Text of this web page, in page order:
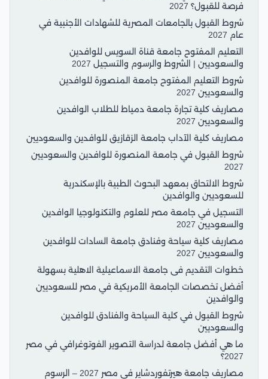
فرصة للقبول؟ 2027
شروط القبول بالجامعات المصرية للشهادات الأجنبية في
عام 2027
التعليم المفتوح جامعة قناة السويس للوافدين
والسعوديين | الشروط والرسوم والتسجيل 2027
شروط التعليم المفتوح جامعة المنصورة للوافدين
والسعوديين 2027
مصاريف كلية تجارة جامعة دمياط للطلاب الوافدين
والسعوديين 2027
مصاريف كلية الآداب جامعة الزقازيق للوافدين والسعوديين
شروط القبول في جامعة المنصورة للوافدين والسعوديين
2027
شروط الالتحاق بمعهد البحوث الطبية بالإسكندرية
للسعوديين والوافدين
التسجيل في جامعة مصر للعلوم والتكنولوجيا الوافدين
والسعوديين 2027
مصاريف كلية سياحة وفنادق جامعة السادات للوافدين
والسعوديين 2027
خطوات التقديم فى جامعة الاسماعيلية الاهلية بسهولة
أفضل تخصصات الجامعة الأمريكية في مصر للسعوديين
والوافدين
شروط القبول في كلية السياحة والفنادق للوافدين
والسعوديين
ما هي أفضل جامعة لدراسة التصوير الفوتوغرافي في مصر
2027؟
مصاريف جامعة هيرتفوردشاير في مصر 2027 – الرسوم